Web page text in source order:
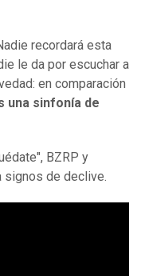
recordará esta
le da por escuchar a
en comparación
una sinfonía de
BZRP y
signos de declive.